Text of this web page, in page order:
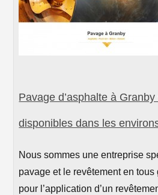
Pavage d’asphalte à
disponibles dans les
Nous sommes une entreprise
pavage et le revêtement en
pour l’application d’un